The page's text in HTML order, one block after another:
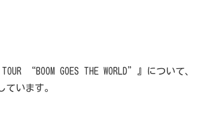
“BOOM GOES THE WORLD”』について、
ています。